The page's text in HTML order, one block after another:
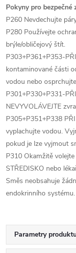
Pokyny pro bezpečné
P260 Nevdechujte
P280 Používejte
brýle/obličejový štít.
P303+P361+P353-
kontaminované části
vodou nebo
P301+P330+P331-
NEVYVOLÁVEJTE
P305+P351+P338
vyplachujte vodou.
pokud je lze vyjmout
P310 Okamžitě
STŘEDISKO nebo
Směs neobsahuje
endokrinního
Parametry